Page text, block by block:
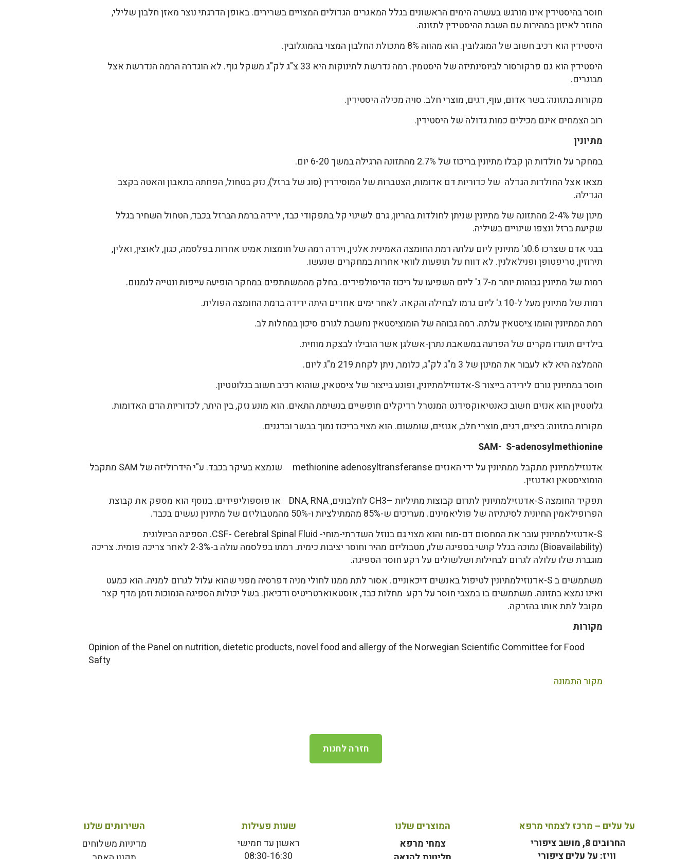
חוסר בהיסטידין אינו מורגש בעשרה הימים הראשונים בגלל המאגרים הגדולים המצויים בשרירים. באופן הדרגתי נוצר מאזן חלבון שלילי,
החוזר לאיזון במהירות עם השבת ההיסטידין לתזונה.
היסטידין הוא רכיב חשוב של המוגלובין. הוא מהווה 8% מתכולת החלבון המצוי בהמוגלובין.
היסטידין הוא גם פרקורסור לביוסינתיזה של היסטמין. רמה נדרשת לתינוקות היא 33 צ"ג לק"ג משקל גוף. לא הוגדרה הרמה הנדרשת אצל
מבוגרים.
מקורות בתזונה: בשר אדום, עוף, דגים, מוצרי חלב. סויה מכילה היסטידין.
רוב הצמחים אינם מכילים כמות גדולה של היסטידין.
מתיונין
במחקר על חולדות הן קבלו מתיונין בריכוז של 2.7% מהתזונה הרגילה במשך 6-20 יום.
מצאו אצל החולדות הגדלה של כדוריות דם אדומות, הצטברות של המוסידרין (סוג של ברזל), נזק בטחול, הפחתה בתאבון והאטה בקצב
הגדילה.
מינון של 2-4% מהתזונה של מתיונין שניתן לחולדות בהריון, גרם לשינוי קל בתפקודי כבד, ירידה ברמת הברזל בכבד, הטחול השחיר בגלל
שקיעת ברזל ונצפו שינויים בשיליה.
בבני אדם שצרכו 0.6ג' מתיונין ליום עלתה רמת החומצה האמינית אלנין, וירדה רמה של חומצות אמינו אחרות בפלסמה, כגון, לאוצין, ואלין,
תירוזין, טריפטופן ופנילאלנין. לא דווח על תופעות לוואי אחרות במחקרים שנעשו.
רמות של מתיונין גבוהות יותר מ-7 ג' ליום השפיעו על ריכוז הדיסולפידים. בחלק מהמשתתפים במחקר הופיעה עייפות ונטייה לנמנום.
רמות של מתיונין מעל ל-10 ג' ליום גרמו לבחילה והקאה. לאחר ימים אחדים היתה ירידה ברמת החומצה הפולית.
רמת המתיונין והומו ציסטאין עלתה. רמה גבוהה של הומוציסטאין נחשבת לגורם סיכון במחלות לב.
בילדים תועדו מקרים של הפרעה במשאבת נתרן-אשלגן אשר הובילו לבצקת מוחית.
ההמלצה היא לא לעבור את המינון של 3 מ"ג לק"ג, כלומר, ניתן לקחת 219 מ"ג ליום.
חוסר במתיונין גורם לירידה בייצור S-אדנוזילמתיונין, ופוגע בייצור של ציסטאין, שוהוא רכיב חשוב בגלוטטיון.
גלוטטיון הוא אנזים חשוב כאנטיאוקסידנט המנטרל רדיקלים חופשיים בנשימת התאים. הוא מונע נזק, בין היתר, לכדוריות הדם האדומות.
מקורות בתזונה: ביצים, דגים, מוצרי חלב, אגוזים, שומשום. הוא מצוי בריכוז נמוך בבשר ובדגנים.
SAM- S-adenosylmethionine
אדנוזילמתיונין מתקבל ממתיונין על ידי האנזים methionine adenosyltransferanse שנמצא בעיקר בכבד. ע"י הידרוליזה של SAM מתקבל
הומוציסטאין ואדנוזין.
תפקיד החומצה S-אדנוזילמתיונין לתרום קבוצות מתיליות –CH3 לחלבונים, DNA, RNA או פוספוליפידים. בנוסף הוא מספק את קבוצת
הפרופילאמין החיונית לסינתיזה של פוליאמינים. מעריכים ש-85% מהמתילציות ו-50% מהמטבוליזם של מתיונין נעשים בכבד.
S-אדנוזילמתיונין עובר את המחסום דם-מוח והוא מצוי גם בנוזל השדרתי-מוחי- CSF- Cerebral Spinal Fluid. הספיגה הביולוגית
(Bioavailability) נמוכה בגלל קושי בספיגה שלו, מטבוליזם מהיר וחוסר יציבות כימית. רמתו בפלסמה עולה ב-2-3% לאחר צריכה פומית. צריכה
מוגברת שלו עלולה לגרום לבחילות ושלשולים על רקע חוסר הספיגה.
משתמשים ב S-אדנוזילמתיונין לטיפול באנשים דיכאוניים. אסור לתת ממנו לחולי מניה דפרסיה מפני שהוא עלול לגרום למניה. הוא כמעט
ואינו נמצא בתזונה. משתמשים בו במצבי חוסר על רקע מחלות כבד, אוסטאוארטריטיס ודכיאון. בשל יכולות הספיגה הנמוכות וזמן מדף קצר
מקובל לתת אותו בהזרקה.
מקורות
Opinion of the Panel on nutrition, dietetic products, novel food and allergy of the Norwegian Scientific Committee for Food
Safty
מקור התמונה
חזרה לחנות
על עלים – מרכז לצמחי מרפא
החרובים 8, מושב ציפורי
וויז: על עלים ציפורי
המוצרים שלנו
צמחי מרפא
שעות פעילות
ראשון עד חמישי
08:30-16:30
השירותים שלנו
מדיניות משלוחים